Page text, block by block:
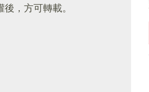
後，方可轉載。